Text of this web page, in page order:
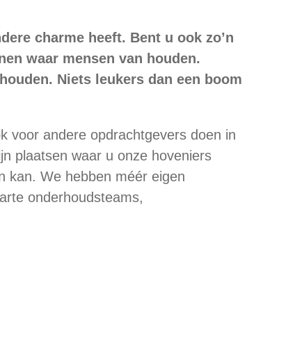
charme heeft. Bent u ook zo’n
waar mensen van houden.
Niets leukers dan een boom
voor andere opdrachtgevers doen in
plaatsen waar u onze hoveniers
kan. We hebben méér eigen
onderhoudsteams,